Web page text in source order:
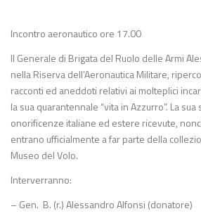
Incontro aeronautico ore 17.00
Il Generale di Brigata del Ruolo delle Armi
nella Riserva dell’Aeronautica Militare,
racconti ed aneddoti relativi ai molteplici
la sua quarantennale “vita in Azzurro”. La
onorificenze italiane ed estere ricevute,
entrano ufficialmente a far parte della
Museo del Volo.
Interverranno:
– Gen. B. (r.) Alessandro Alfonsi (donatore)